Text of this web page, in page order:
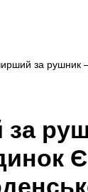
за рушник
за